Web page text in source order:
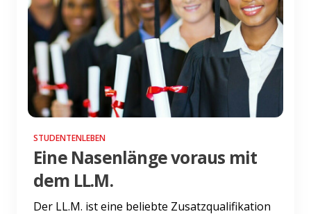
STUDENTENLEBEN
Eine Nasenlänge voraus mit
dem LL.M.
Der LL.M. ist eine beliebte Zusatzqualifikation